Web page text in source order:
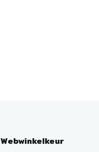
Webwinkelkeur